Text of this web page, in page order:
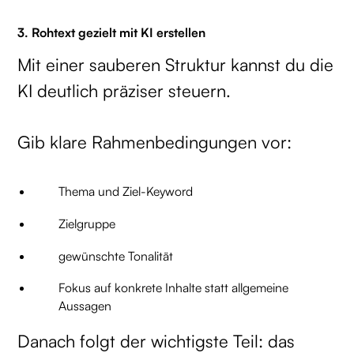
3. Rohtext gezielt mit KI erstellen
Mit einer sauberen Struktur kannst du die
KI deutlich präziser steuern.
Gib klare Rahmenbedingungen vor:
Thema und Ziel-Keyword
Zielgruppe
gewünschte Tonalität
Fokus auf konkrete Inhalte statt allgemeine
Aussagen
Danach folgt der wichtigste Teil: das